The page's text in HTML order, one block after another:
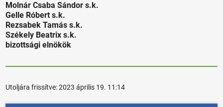
Molnár Csaba Sándor s.k.
Gelle Róbert s.k.
Rezsabek Tamás s.k.
Székely Beatrix s.k.
bizottsági elnökök
Utoljára frissítve:2023 április 19. 11:14